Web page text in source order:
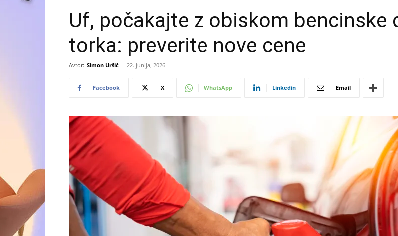
Uf, počakajte z obiskom bencinske
torka: preverite nove cene
Avtor: Simon Uršič - 22. junija, 2026
Facebook X WhatsApp Linkedin Email